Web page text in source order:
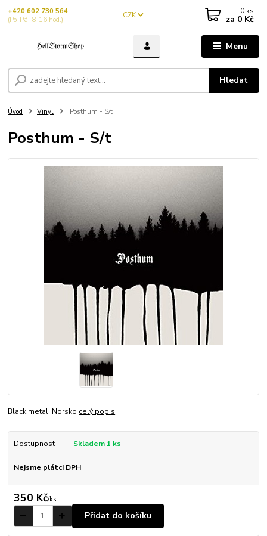
Menu
CZK
Hledat
+420 602 730 564
(Po-Pá, 8-16 hod.)
0 ks
za 0 Kč
Úvod Vinyl Posthum - S/t
Posthum - S/t
Black metal. Norsko celý popis
Dostupnost Skladem 1 ks
Nejsme plátci DPH
350 Kč/ks
Přidat do košíku